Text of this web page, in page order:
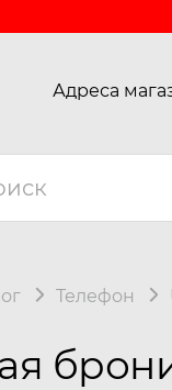
Адреса
Телефон